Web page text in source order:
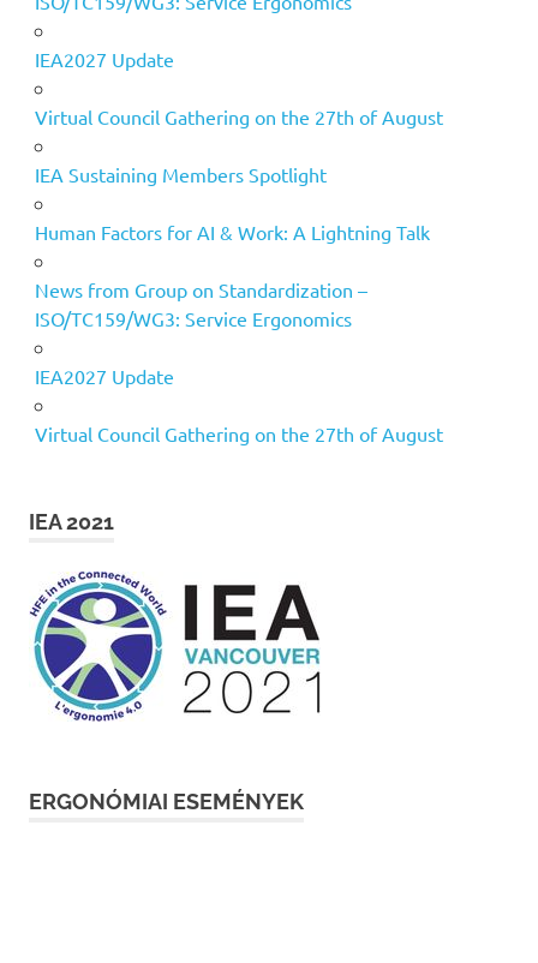
IEA2027 Update
Virtual Council Gathering on the 27th of August
IEA Sustaining Members Spotlight
Human Factors for AI & Work: A Lightning Talk
News from Group on Standardization –
ISO/TC159/WG3: Service Ergonomics
IEA2027 Update
Virtual Council Gathering on the 27th of August
IEA 2021
ERGONÓMIAI ESEMÉNYEK